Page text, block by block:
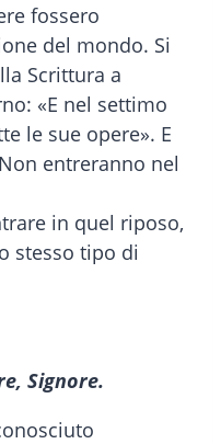
fossero
del mondo. Si
Scrittura a
«E nel settimo
le sue opere». E
entreranno nel
in quel riposo,
stesso tipo di
Signore.